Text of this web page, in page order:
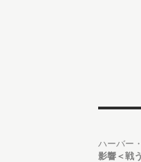
ハーバー
影響＜戦